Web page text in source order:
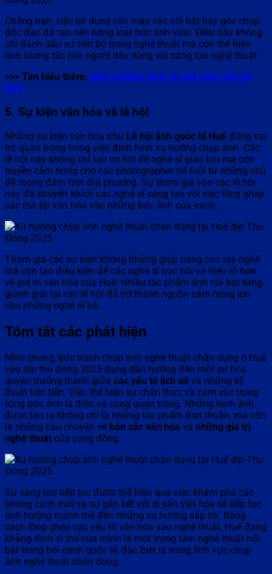
Chẳng hạn, việc sử dụng các màu sắc nổi bật hay góc chụp
độc đáo đã tạo nên hàng loạt bức ảnh viral. Điều này không
chỉ đánh dấu sự tiến bộ trong nghệ thuật mà còn thể hiện
tính tương tác của người tiêu dùng với sáng tạo nghệ thuật.
>>> Tìm hiểu thêm: Kinh nghiệm thuê áo dài chụp ảnh tại
Huế
5. Sự kiện văn hóa và lễ hội
Những sự kiện văn hóa như Lễ hội ảnh quốc tế Huế đóng vai
trò quan trọng trong việc định hình xu hướng chụp ảnh. Các
lễ hội này không chỉ tạo cơ hội để nghệ sĩ giao lưu mà còn
truyền cảm hứng cho các photographer trẻ tuổi từ những chủ
đề mang đậm tính địa phương. Sự tham gia vào các lễ hội
này đã khuyến khích các nghệ sĩ sáng tạo với việc lồng ghép
các mô típ văn hóa vào những bức ảnh của mình.
Tham gia các sự kiện không những giúp nâng cao tay nghề
mà còn tạo điều kiện để các nghệ sĩ học hỏi và hiểu rõ hơn
về giá trị văn hóa của Huế. Nhiều tác phẩm ảnh nổi bật từng
giành giải tại các lễ hội đã trở thành nguồn cảm hứng lớn
cho những nghệ sĩ trẻ.
Tóm tắt các phát hiện
Nhìn chung, bức tranh chụp ảnh nghệ thuật chân dung ở Huế
vào dịp thu đông 2025 đang dần hướng đến một sự hòa
quyện trưởng thành giữa các yếu tố lịch sửvà những kỹ
thuật tiên tiến. Việc thể hiện sự chân thực và cảm xúc trong
từng bức ảnh là điều vô cùng quan trọng. Những hình ảnh
được tạo ra không chỉ là những tác phẩm đơn thuần, mà còn
là những câu chuyện về bản sắc văn hóa và những giá trị
nghệ thuật của cộng đồng.
Sự sáng tạo tiếp tục đươc thể hiện qua việc khám phá các
phong cách mới và sự gắn kết với di sản văn hóa sẽ tiếp tục
ảnh hưởng mạnh mẽ đến những xu hướng sắp tới. Bằng
cách lồng ghép các yếu tố văn hóa vào nghệ thuật, Huế đang
khẳng định vị thế của mình là một trung tâm nghệ thuật nổi
bật trong bối cảnh quốc tế, đặc biệt là trong lĩnh vực chụp
ảnh nghệ thuật chân dung.